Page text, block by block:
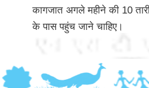
कागजात अगले महीने की 10
के पास पहुंच जाने चाहिए।